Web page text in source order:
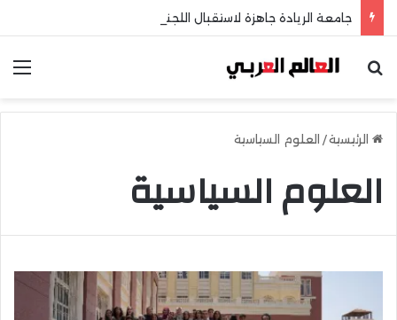
بحث عن
الرئيسية/ العلوم السياسية
العلوم السياسية